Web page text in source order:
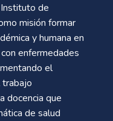
Instituto de
misión formar
y humana en
enfermedades
el
docencia que
de salud